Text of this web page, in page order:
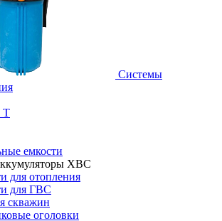
Системы
Т
емкости
ХВС
для отопления
для ГВС
скважин
оголовки